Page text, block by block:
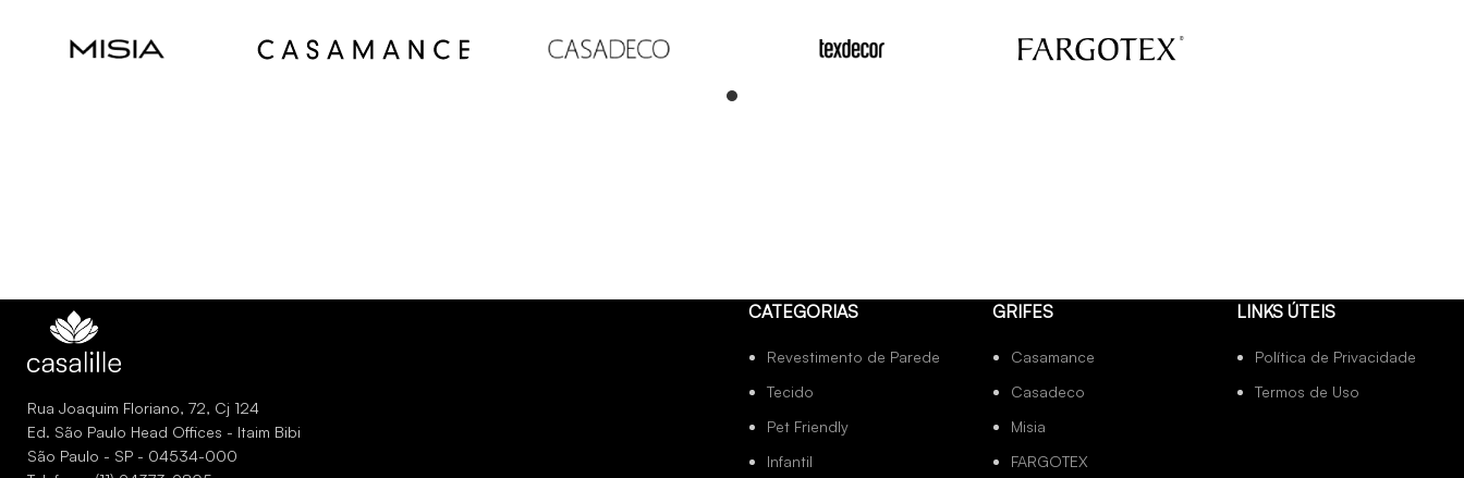
Rua Joaquim Floriano, 72, Cj 124
Ed. São Paulo Head Offices - Itaim Bibi
São Paulo - SP - 04534-000
CATEGORIAS
Revestimento de Parede
Tecido
Pet Friendly
Infantil
GRIFES
Casamance
Casadeco
Misia
FARGOTEX
LINKS ÚTEIS
Política de Privacidade
Termos de Uso